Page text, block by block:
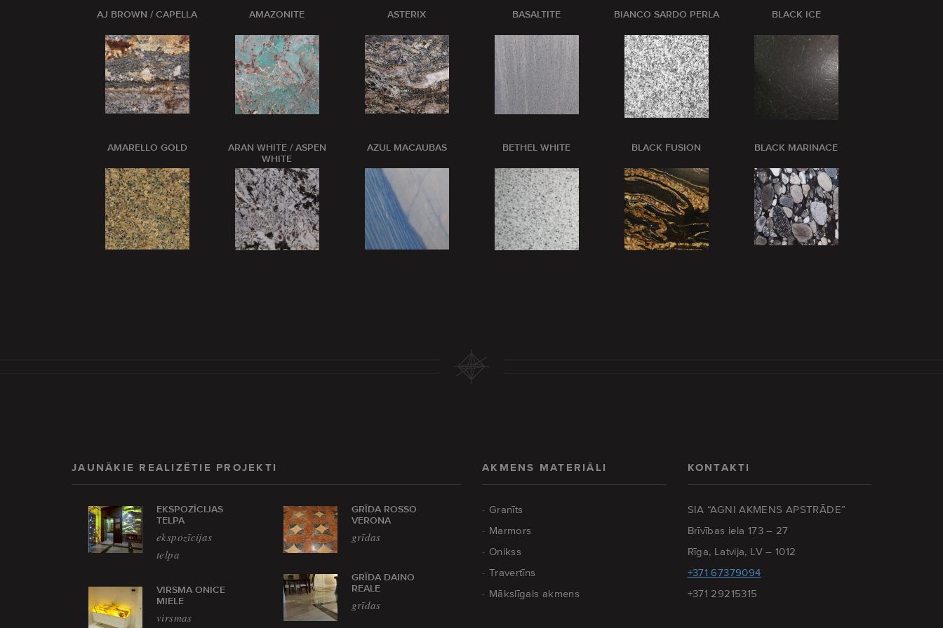
AJ BROWN / CAPELLA
AMARELLO GOLD
AMAZONITE
ARAN WHITE / ASPEN
WHITE
ASTERIX
AZUL MACAUBAS
BASALTITE
BETHEL WHITE
BIANCO SARDO PERLA
BLACK FUSION
BLACK ICE
BLACK MARINACE
JAUNĀKIE REALIZĒTIE PROJEKTI
EKSPOZĪCIJAS
TELPA
ekspozīcijas
telpa
VIRSMA ONICE
MIELE
virsmas
GRĪDA ROSSO
VERONA
grīdas
GRĪDA DAINO
REALE
grīdas
AKMENS MATERIĀLI
Granīts
Marmors
Onikss
Travertīns
Mākslīgais akmens
KONTAKTI
SIA “AGNI AKMENS APSTRĀDE”
Brīvības iela 173 – 27
Rīga, Latvija, LV – 1012
+371 67379094
+371 29215315